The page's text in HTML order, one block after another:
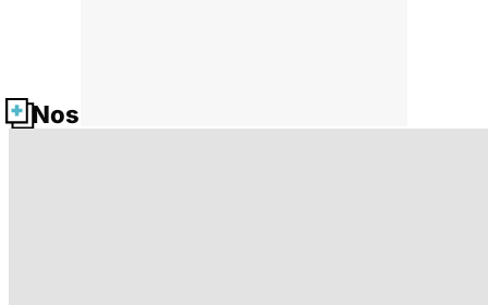
Nos fiches santé